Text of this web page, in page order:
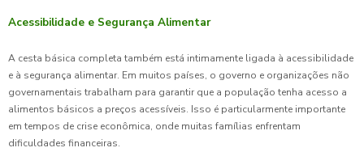
Acessibilidade e Segurança Alimentar
A cesta básica completa também está intimamente ligada à acessibilidade
e à segurança alimentar. Em muitos países, o governo e organizações não
governamentais trabalham para garantir que a população tenha acesso a
alimentos básicos a preços acessíveis. Isso é particularmente importante
em tempos de crise econômica, onde muitas famílias enfrentam
dificuldades financeiras.